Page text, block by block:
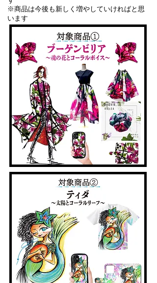
※商品は今後も新しく増やしていければと思
います